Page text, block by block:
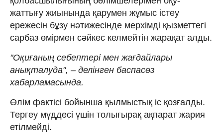
жаттығу жиынында қарумен жұмыс істеу
ережесін бұзу нәтижесінде мерхімді қызметтегі
сарбаз өмірмен сәйкес келмейтін жарақат алды.
"Оқиғаның себептері мен жағдайлары
анықталуда", – делінген баспасөз
хабарламасында.
Өлім фактісі бойынша қылмыстық іс қозғалды.
Тергеу мүддесі үшін толығырақ ақпарат жария
етілмейді.